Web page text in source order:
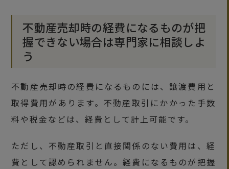
不動産売却時の経費になるものが把
握できない場合は専門家に相談しよ
う
不動産売却時の経費になるものには、譲渡費用と
取得費用があります。不動産取引にかかった手数
料や税金などは、経費として計上可能です。
ただし、不動産取引と直接関係のない費用は、経
費として認められません。経費になるものが把握